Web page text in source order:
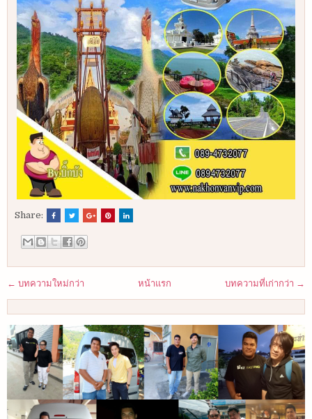
Share:
← บทความใหม่กว่า บทความที่เก่ากว่า →
หน้าแรก